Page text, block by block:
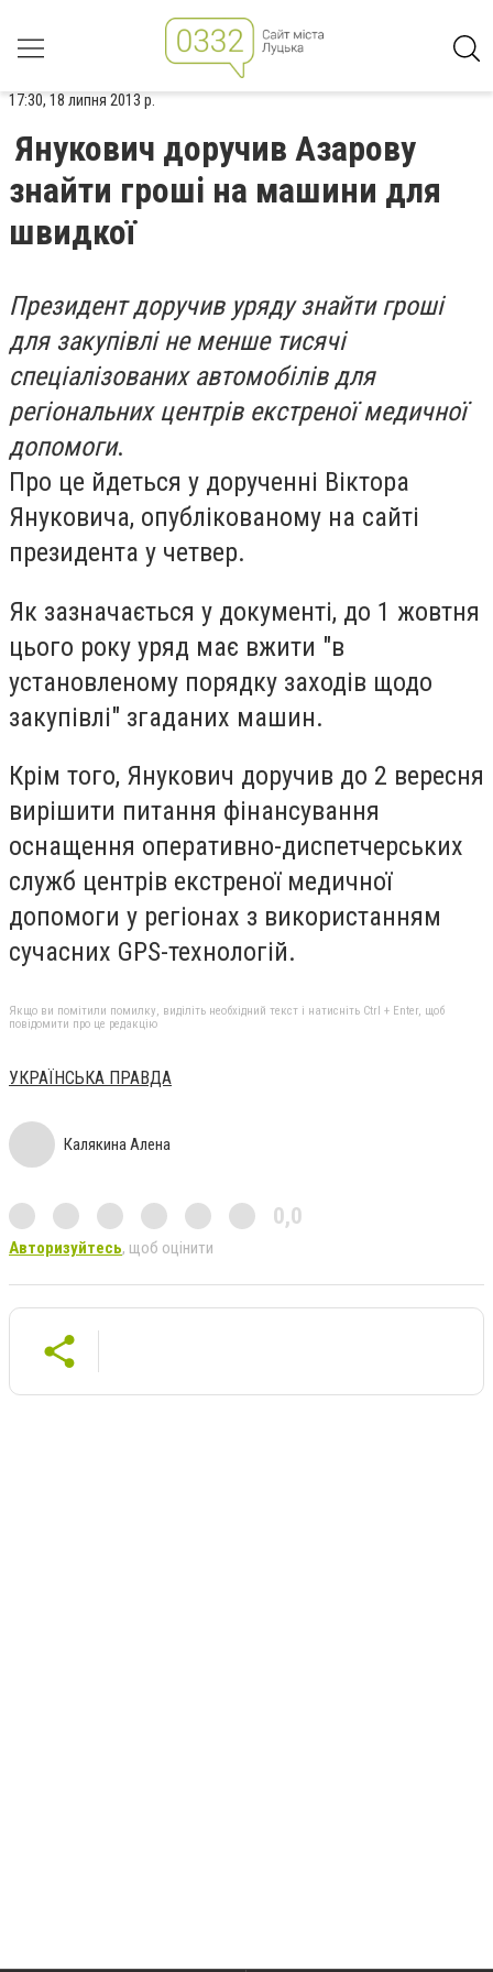
17:30, 18 липня 2013 р.
Янукович доручив Азарову
знайти гроші на машини для
швидкої
Президент доручив уряду знайти гроші
для закупівлі не менше тисячі
спеціалізованих автомобілів для
регіональних центрів екстреної медичної
допомоги.
Про це йдеться у дорученні Віктора
Януковича, опублікованому на сайті
президента у четвер.
Як зазначається у документі, до 1 жовтня
цього року уряд має вжити "в
установленому порядку заходів щодо
закупівлі" згаданих машин.
Крім того, Янукович доручив до 2 вересня
вирішити питання фінансування
оснащення оперативно-диспетчерських
служб центрів екстреної медичної
допомоги у регіонах з використанням
сучасних GPS-технологій.
Якщо ви помітили помилку, виділіть необхідний текст і натисніть Ctrl + Enter, щоб
повідомити про це редакцію
УКРАЇНСЬКА ПРАВДА
Калякина Алена
0,0
Авторизуйтесь, щоб оцінити